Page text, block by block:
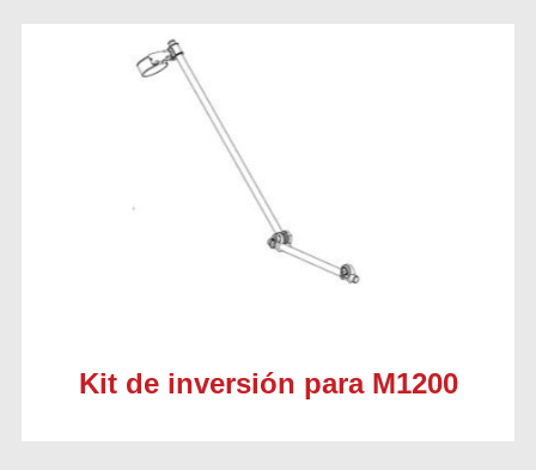
Kit de inversión para M1200